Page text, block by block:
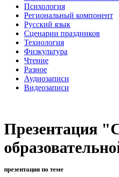
Психология
Региональный компонент
Русский язык
Сценарии праздников
Технология
Физкультура
Чтение
Разное
Аудиозаписи
Видеозаписи
Презентация
презентация по теме